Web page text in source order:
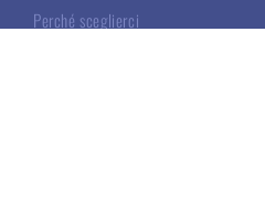
Perché sceglierci